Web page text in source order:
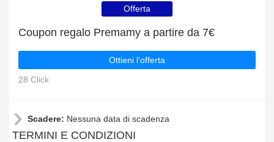
Offerta
Coupon regalo Premamy a partire da 7€
Ottieni l'offerta
28 Click
Scadere: Nessuna data di scadenza
TERMINI E CONDIZIONI